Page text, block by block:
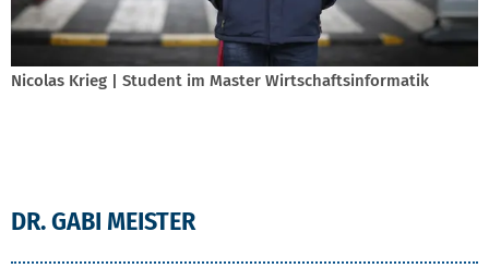
Nicolas Krieg | Student im Master Wirtschaftsinformatik
DR. GABI MEISTER